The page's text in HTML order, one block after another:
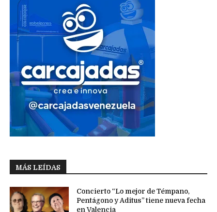
MÁS LEÍDAS
Concierto “Lo mejor de Témpano,
Pentágono y Aditus” tiene nueva fecha
en Valencia